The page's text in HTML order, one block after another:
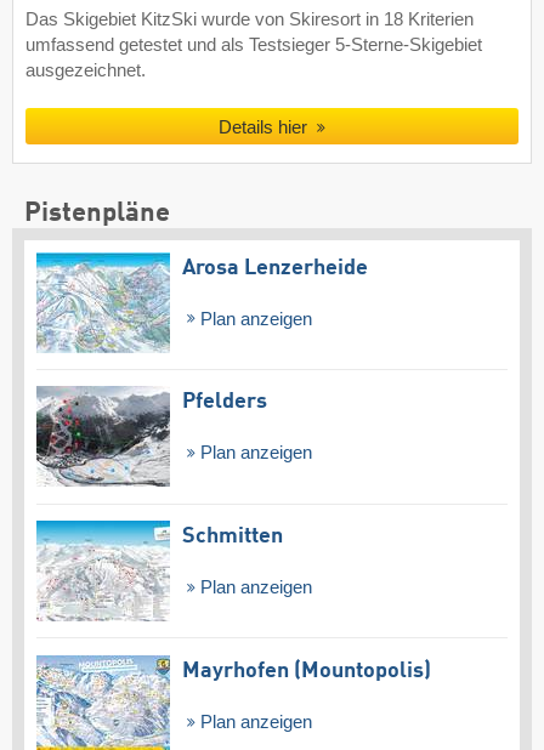
Das Skigebiet KitzSki wurde von Skiresort in 18 Kriterien
umfassend getestet und als Testsieger 5-Sterne-Skigebiet
ausgezeichnet.
Details hier
Pistenpläne
Arosa Lenzerheide
Plan anzeigen
Pfelders
Plan anzeigen
Schmitten
Plan anzeigen
Mayrhofen (Mountopolis)
Plan anzeigen